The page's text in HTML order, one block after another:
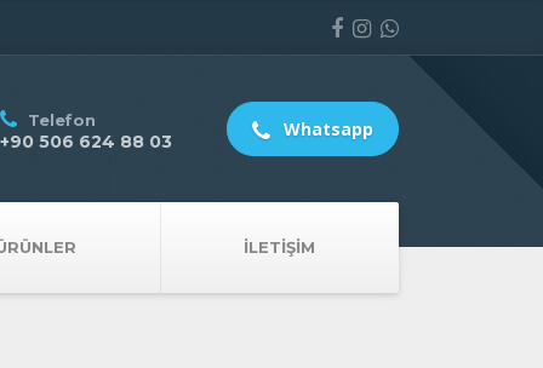
İLETIŞIM
Telefon
+90 506 624 88 03
Whatsapp